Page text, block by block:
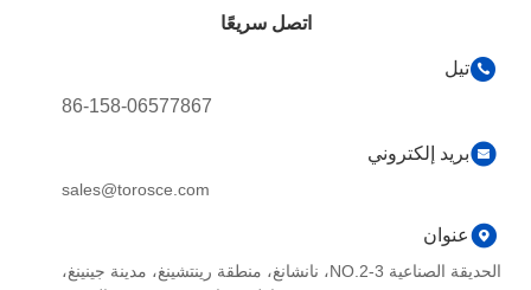
اتصل سريعًا
تيل
86-158-06577867
بريد إلكتروني
sales@torosce.com
عنوان
الحديقة الصناعية NO.2-3، نانشانغ، منطقة رينتشينغ، مدينة جينينغ،